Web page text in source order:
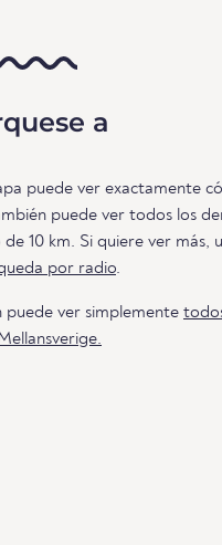
a
puede ver exactamente
puede ver todos los
de 10 km. Si quiere ver más,
por radio.
puede ver simplemente